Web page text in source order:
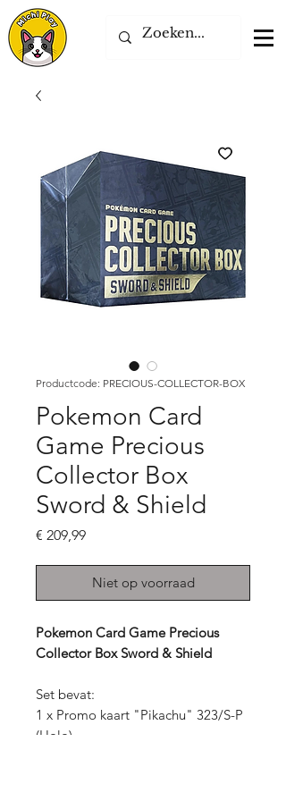
Productcode: PRECIOUS-COLLECTOR-BOX
Pokemon Card
Game Precious
Collector Box
Sword & Shield
€ 209,99Prijs
Niet op voorraad
Pokemon Card Game Precious
Collector Box Sword & Shield
Set bevat:
1 x Promo kaart "Pikachu" 323/S-P
(Holo)